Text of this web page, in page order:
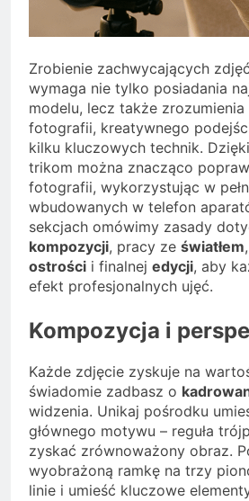
Zrobienie zachwycających
wymaga nie tylko posiadania
modelu, lecz także
fotografii, kreatywnego
kilku kluczowych technik.
trikom można znacząco
fotografii, wykorzystując w
wbudowanych w telefon
sekcjach omówimy zasady
kompozycji, pracy ze światłem
ostrości i finalnej edycji, aby
efekt profesjonalnych ujęć.
Kompozycja i
Każde zdjęcie zyskuje na
świadomie zadbasz o
widzenia. Unikaj pośrodku
głównego motywu – reguła
zyskać zrównoważony obraz.
wyobrażoną ramkę na trzy
linie i umieść kluczowe